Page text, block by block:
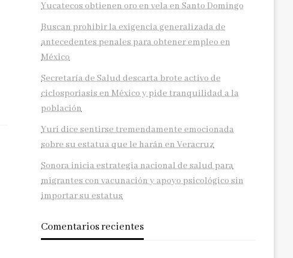
Yucatecos obtienen oro en vela en Santo Domingo
Buscan prohibir la exigencia generalizada de
antecedentes penales para obtener empleo en
México
Secretaría de Salud descarta brote activo de
ciclosporiasis en México y pide tranquilidad a la
población
Yuri dice sentirse tremendamente emocionada
sobre su estatua que le harán en Veracruz
Sonora inicia estrategia nacional de salud para
migrantes con vacunación y apoyo psicológico sin
importar su estatus
Comentarios recientes